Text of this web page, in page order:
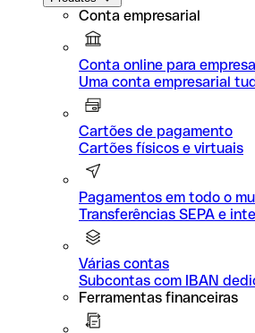
Conta empresarial
Conta online para
Uma conta empresarial
Cartões de pagamento
Cartões físicos e virtuais
Pagamentos em todo o
Transferências SEPA e
Várias contas
Subcontas com IBAN
Ferramentas financeiras